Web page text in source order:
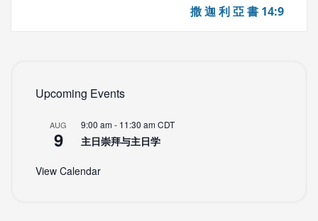
撒 迦 利 亞 書 14:9
Upcoming Events
AUG
9
9:00 am- 11:30 amCDT
主日崇拜与主日学
View Calendar